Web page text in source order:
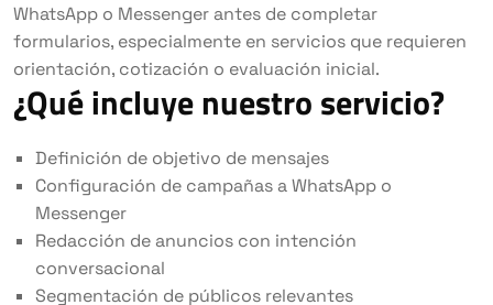
WhatsApp o Messenger antes de completar
formularios, especialmente en servicios que requieren
orientación, cotización o evaluación inicial.
¿Qué incluye nuestro servicio?
Definición de objetivo de mensajes
Configuración de campañas a WhatsApp o
Messenger
Redacción de anuncios con intención
conversacional
Segmentación de públicos relevantes